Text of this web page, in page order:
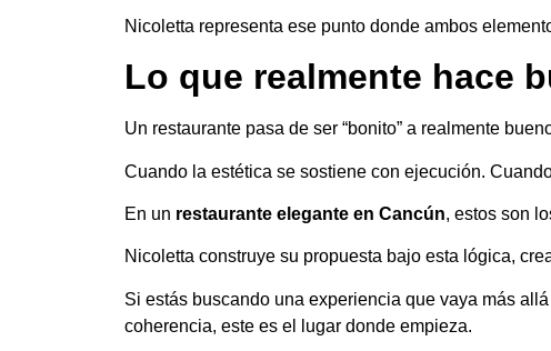
Nicoletta representa ese punto donde ambos
Lo que realmente hace
Un restaurante pasa de ser “bonito” a realmente
Cuando la estética se sostiene con ejecución.
En un restaurante elegante en Cancún, estos son
Nicoletta construye su propuesta bajo esta lógica,
Si estás buscando una experiencia que vaya más
coherencia, este es el lugar donde empieza.